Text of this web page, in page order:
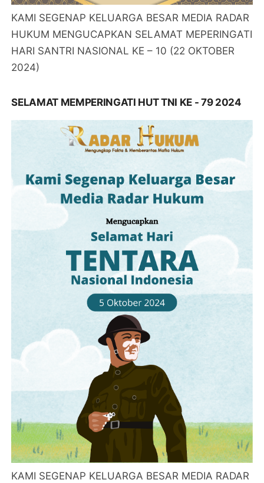
KAMI SEGENAP KELUARGA BESAR MEDIA RADAR
HUKUM MENGUCAPKAN SELAMAT MEPERINGATI
HARI SANTRI NASIONAL KE – 10 (22 OKTOBER
2024)
SELAMAT MEMPERINGATI HUT TNI KE - 79 2024
KAMI SEGENAP KELUARGA BESAR MEDIA RADAR